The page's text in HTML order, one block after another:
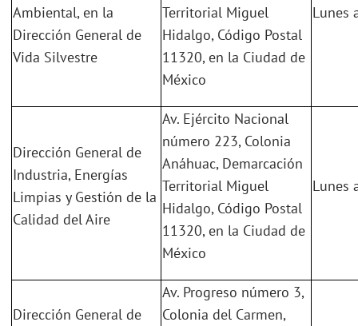
Ambiental, en la
Dirección General de
Vida Silvestre
Territorial Miguel
Hidalgo, Código Postal
11320, en la Ciudad de
México
Lunes
Dirección General de
Industria, Energías
Limpias y Gestión de la
Calidad del Aire
Av. Ejército Nacional
número 223, Colonia
Anáhuac, Demarcación
Territorial Miguel
Hidalgo, Código Postal
11320, en la Ciudad de
México
Lunes
Dirección General de
Av. Progreso número 3,
Colonia del Carmen,